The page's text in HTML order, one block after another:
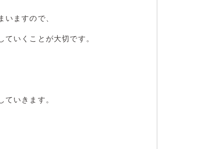
ますので、
いくことが大切です。
いきます。